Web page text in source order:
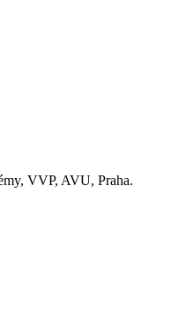
VVP, AVU, Praha.